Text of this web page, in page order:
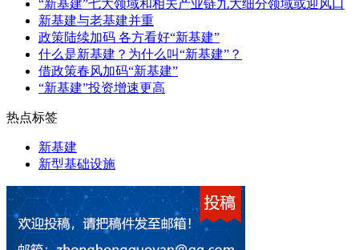
“新基建”七大领域和相关产业链九大细分领域或迎风口
新基建与老基建并重
政策陆续加码 各方看好“新基建”
什么是新基建？为什么叫“新基建”？
借政策春风加码“新基建”
“新基建”投资增速更高
热点标签
新基建
新型基础设施